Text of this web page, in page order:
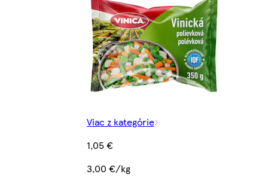
Viac z kategórie
1,05 €
3,00 €/kg